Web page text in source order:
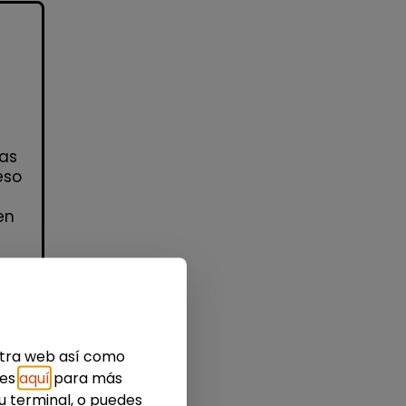
web así como
aquí para más
terminal, o puedes